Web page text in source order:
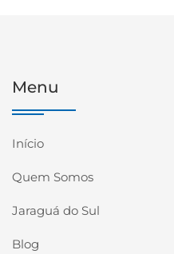
Menu
Início
Quem Somos
Jaraguá do Sul
Blog